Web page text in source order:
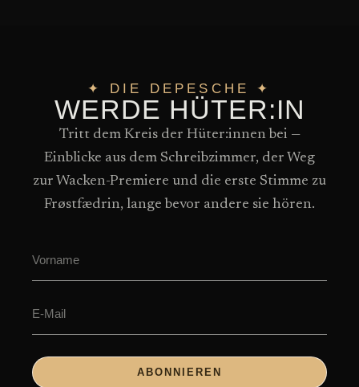
✦ DIE DEPESCHE ✦
WERDE HÜTER:IN
Tritt dem Kreis der Hüter:innen bei —
Einblicke aus dem Schreibzimmer, der Weg
zur Wacken-Premiere und die erste Stimme zu
Frøstfædrin, lange bevor andere sie hören.
ABONNIEREN